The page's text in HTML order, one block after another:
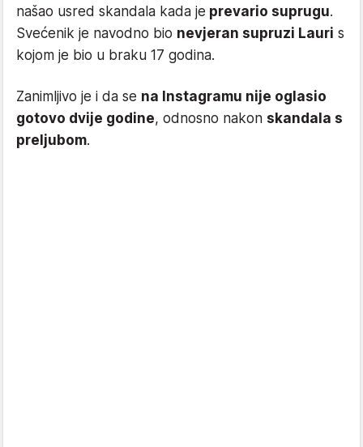
našao usred skandala kada je prevario suprugu.
Svećenik je navodno bio nevjeran supruzi Lauri s
kojom je bio u braku 17 godina.
Zanimljivo je i da se na Instagramu nije oglasio
gotovo dvije godine, odnosno nakon skandala s
preljubom.